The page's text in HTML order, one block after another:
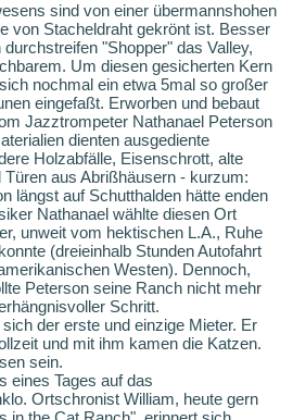
sind von einer übermannshohen
von Stacheldraht gekrönt ist. Besser
"Shopper" das Valley,
Um diesen gesicherten Kern
nochmal ein etwa 5mal so großer
eingefaßt. Erworben und bebaut
Jazztrompeter Nathanael Peterson
dienten ausgediente
Holzabfälle, Eisenschrott, alte
aus Abrißhäusern - kurzum:
längst auf Schutthalden hätte enden
Nathanael wählte diesen Ort
unweit vom hektischen L.A., Ruhe
(dreieinhalb Stunden Autofahrt
Westen). Dennoch,
Peterson seine Ranch nicht mehr
Schritt.
der erste und einzige Mieter. Er
und mit ihm kamen die Katzen.
sein.
eines Tages auf das
Ortschronist William, heute gern